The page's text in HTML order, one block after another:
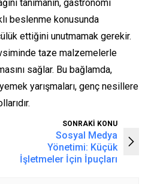
tanımanın, gastronomi
beslenme konusunda
ettiğini unutmamak gerekir.
taze malzemelerle
sağlar. Bu bağlamda,
yarışmaları, genç nesillere
SONRAKİ KONU
Sosyal Medya
Yönetimi: Küçük
İşletmeler İçin İpuçları